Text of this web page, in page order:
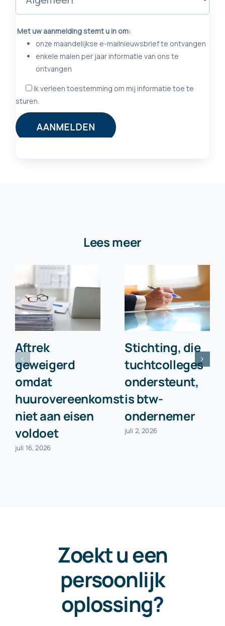
Lees meer
Aftrek
geweigerd
omdat
huurovereenkomst
niet aan eisen
voldoet
juli 16, 2026
Stichting, die
tuchtcolleges
ondersteunt,
is btw-
ondernemer
juli 2, 2026
Zoekt u een
persoonlijk
oplossing?